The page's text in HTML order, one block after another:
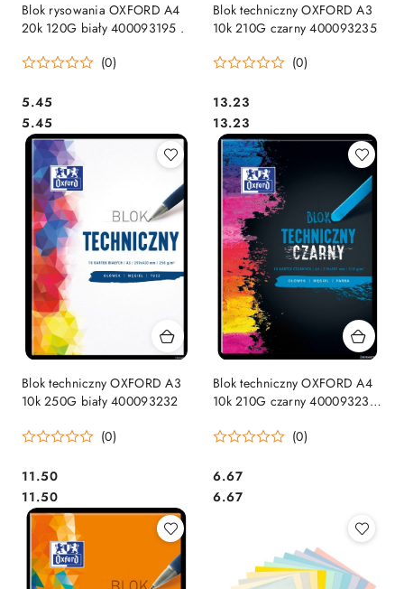
Blok rysowania OXFORD A4
20k 120G biały 400093195 .
(0)
Cena:
5.45
Cena:
5.45
Blok techniczny OXFORD A3
10k 210G czarny 400093235
(0)
Cena:
13.23
Cena:
13.23
Blok techniczny OXFORD A3
10k 250G biały 400093232
(0)
Cena:
11.50
Cena:
11.50
Blok techniczny OXFORD A4
10k 210G czarny 400093231
(0)
Cena:
6.67
Cena:
6.67